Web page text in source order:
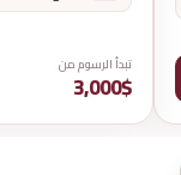
تبدأ الرسوم من
3,000$